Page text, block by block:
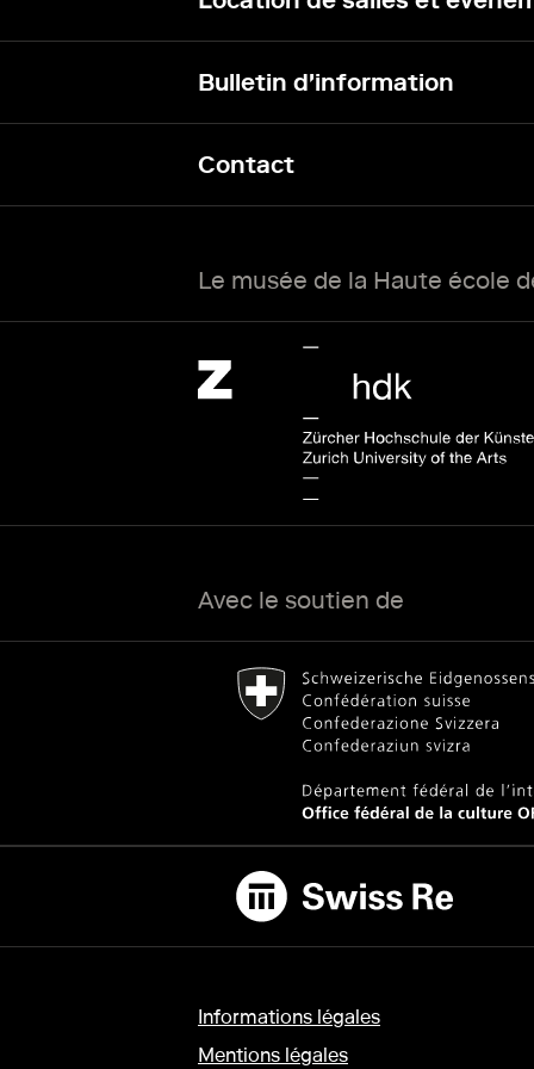
Bulletin d'information
Contact
Le musée de la Haute école
Avec le soutien de
Informations légales
Mentions légales